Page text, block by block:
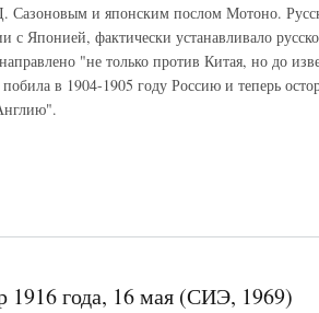
Сазоновым и японским послом Мотоно.
с Японией, фактически устанавливало
"не только против Китая, но до
в 1904-1905 году Россию и теперь
1916 года, 16 мая (СИЭ, 1969)